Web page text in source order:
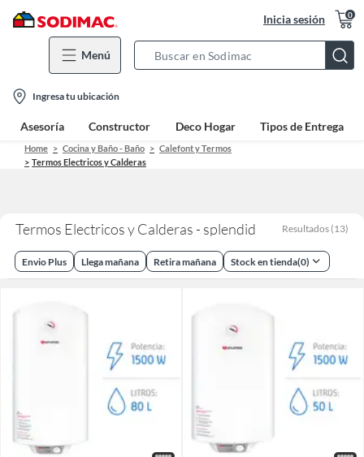
Inicia sesión 0
Menú
Bar
location-
icon
Ingresa tu ubicación
Asesoría Constructor Deco Hogar Tipos de Entrega
Home Cocina y Baño - Baño
Calefont y Termos
Termos Electricos y Calderas
Termos Electricos y Calderas - splendid Resultados (13)
Envio Plus Llega mañana Retira mañana Stock en tienda(0)